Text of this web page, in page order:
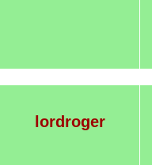
lordroger